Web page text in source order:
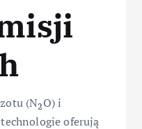
(N2 O) i
oferują